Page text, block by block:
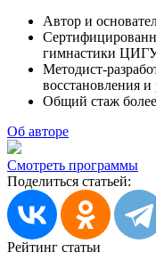
Автор и
гимнастики
Методист-
восстановления
Общий стаж
Об авторе
Смотреть программы
Поделиться статьей:
Рейтинг статьи